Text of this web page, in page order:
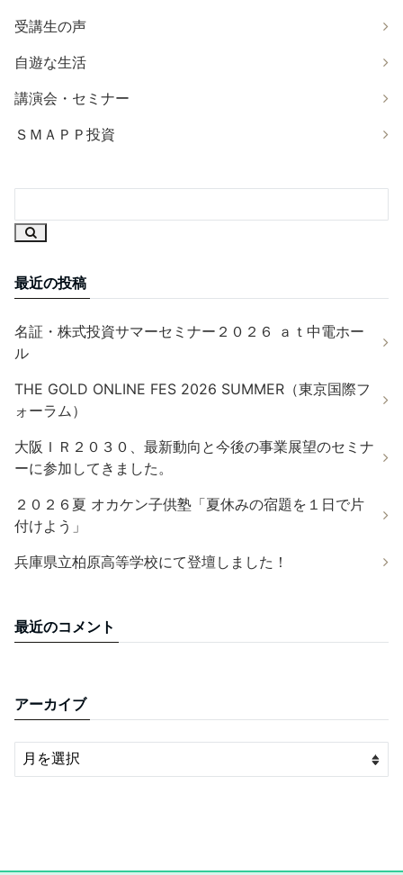
受講生の声
自遊な生活
講演会・セミナー
ＳＭＡＰＰ投資
最近の投稿
名証・株式投資サマーセミナー２０２６ ａｔ中電ホー
ル
THE GOLD ONLINE FES 2026 SUMMER（東京国際フ
ォーラム）
大阪ＩＲ２０３０、最新動向と今後の事業展望のセミナ
ーに参加してきました。
２０２６夏 オカケン子供塾「夏休みの宿題を１日で片
付けよう」
兵庫県立柏原高等学校にて登壇しました！
最近のコメント
アーカイブ